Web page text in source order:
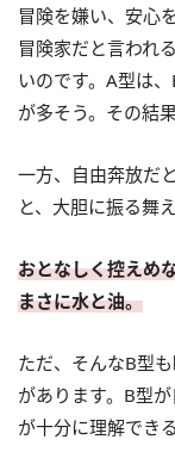
冒険を嫌い、安心
冒険家だと言われ
いのです。A型は
が多そう。その結
一方、自由奔放だ
と、大胆に振る舞
おとなしく控えめ
まさに水と油。
ただ、そんなB型
があります。B型
が十分に理解でき